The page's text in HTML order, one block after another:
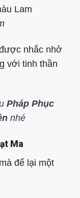
nhắc nhở
với tinh thần
Pháp Phục
nhé
Ma
để lại một